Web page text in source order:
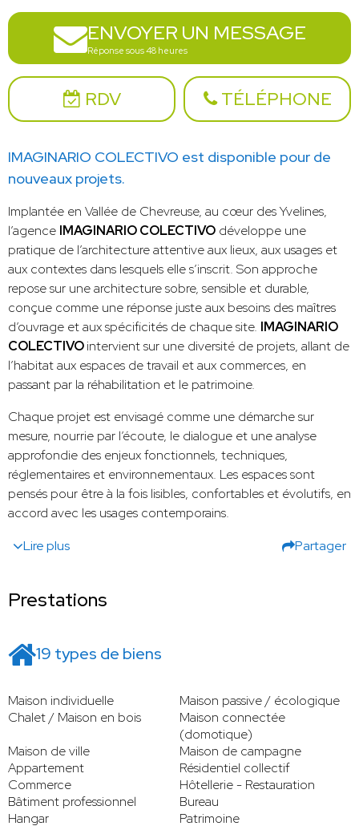
ENVOYER UN MESSAGE
Réponse sous 48 heures
RDV TÉLÉPHONE
IMAGINARIO COLECTIVO est disponible pour de
nouveaux projets.
Implantée en Vallée de Chevreuse, au cœur des Yvelines,
l’agence IMAGINARIO COLECTIVO développe une
pratique de l’architecture attentive aux lieux, aux usages et
aux contextes dans lesquels elle s’inscrit. Son approche
repose sur une architecture sobre, sensible et durable,
conçue comme une réponse juste aux besoins des maîtres
d’ouvrage et aux spécificités de chaque site. IMAGINARIO
COLECTIVOintervient sur une diversité de projets, allant de
l’habitat aux espaces de travail et aux commerces, en
passant par la réhabilitation et le patrimoine.
Chaque projet est envisagé comme une démarche sur
mesure, nourrie par l’écoute, le dialogue et une analyse
approfondie des enjeux fonctionnels, techniques,
réglementaires et environnementaux. Les espaces sont
pensés pour être à la fois lisibles, confortables et évolutifs, en
accord avec les usages contemporains.
Lire plus
Partager
Prestations
19 types de biens
Maison individuelle
Maison passive / écologique
Chalet / Maison en bois
Maison connectée
(domotique)
Maison de ville
Maison de campagne
Appartement
Résidentiel collectif
Commerce
Hôtellerie - Restauration
Bâtiment professionnel
Bureau
Hangar
Patrimoine